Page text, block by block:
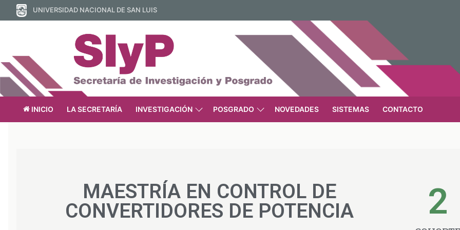
UNIVERSIDAD NACIONAL DE SAN LUIS
INICIO LA SECRETARÍA INVESTIGACIÓN POSGRADO NOVEDADES SISTEMAS CONTACTO
MAESTRÍA EN CONTROL DE
CONVERTIDORES DE POTENCIA
2